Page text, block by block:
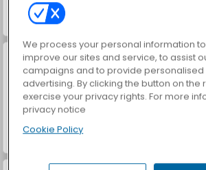
Drift-Rennen: Russischer Lada
We process your personal information
improve our sites and service, to assist
campaigns and to provide
advertising. By clicking the button on the
exercise your privacy rights. For more
privacy notice
Cookie Policy